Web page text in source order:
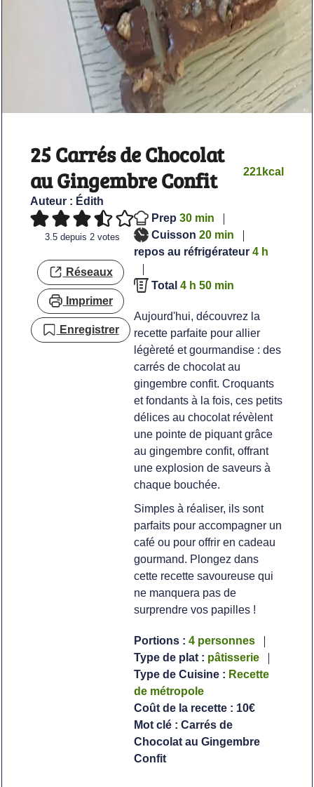
25 Carrés de Chocolat
au Gingembre Confit
Auteur : Édith
221kcal
3.5depuis 2votes
Réseaux
Imprimer
Enregistrer
Prep 30minutes
min
Cuisson 20minutes
min
repos au réfrigérateur4heures
h
Total 4heures
h 50minutes
min
Aujourd'hui, découvrez la
recette parfaite pour allier
légèreté et gourmandise : des
carrés de chocolat au
gingembre confit. Croquants
et fondants à la fois, ces petits
délices au chocolat révèlent
une pointe de piquant grâce
au gingembre confit, offrant
une explosion de saveurs à
chaque bouchée.
Simples à réaliser, ils sont
parfaits pour accompagner un
café ou pour offrir en cadeau
gourmand. Plongez dans
cette recette savoureuse qui
ne manquera pas de
surprendre vos papilles !
Portions :4 personnes
Type de plat : pâtisserie
Type de Cuisine : Recette
de métropole
Coût de la recette : 10€
Mot clé :Carrés de
Chocolat au Gingembre
Confit